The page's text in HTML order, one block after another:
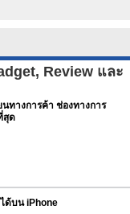
Review และ
ทางการค้า ช่องทางการ
สุด
ด้บน iPhone